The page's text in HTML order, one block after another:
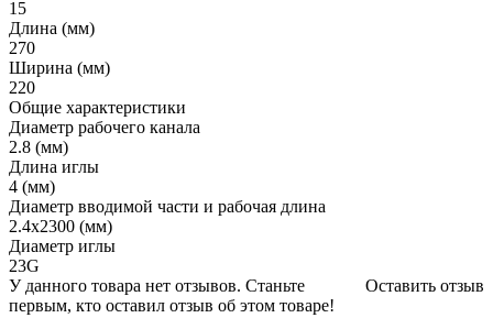
15
Длина (мм)
270
Ширина (мм)
220
Общие характеристики
Диаметр рабочего канала
2.8 (мм)
Длина иглы
4 (мм)
Диаметр вводимой части и рабочая длина
2.4х2300 (мм)
Диаметр иглы
23G
Оставить отзыв
У данного товара нет отзывов. Станьте
первым, кто оставил отзыв об этом товаре!